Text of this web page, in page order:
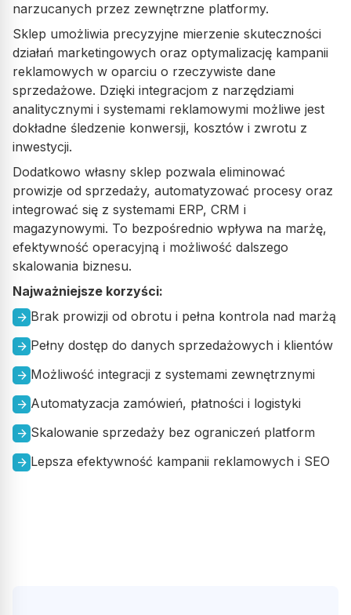
narzucanych przez zewnętrzne platformy.
Sklep umożliwia precyzyjne mierzenie skuteczności
działań marketingowych oraz optymalizację kampanii
reklamowych w oparciu o rzeczywiste dane
sprzedażowe. Dzięki integracjom z narzędziami
analitycznymi i systemami reklamowymi możliwe jest
dokładne śledzenie konwersji, kosztów i zwrotu z
inwestycji.
Dodatkowo własny sklep pozwala eliminować
prowizje od sprzedaży, automatyzować procesy oraz
integrować się z systemami ERP, CRM i
magazynowymi. To bezpośrednio wpływa na marżę,
efektywność operacyjną i możliwość dalszego
skalowania biznesu.
Najważniejsze korzyści:
arrow_forward Brak prowizji od obrotu i pełna kontrola nad marżą
arrow_forward Pełny dostęp do danych sprzedażowych i klientów
arrow_forward Możliwość integracji z systemami zewnętrznymi
arrow_forward Automatyzacja zamówień, płatności i logistyki
arrow_forward Skalowanie sprzedaży bez ograniczeń platform
arrow_forward Lepsza efektywność kampanii reklamowych i SEO